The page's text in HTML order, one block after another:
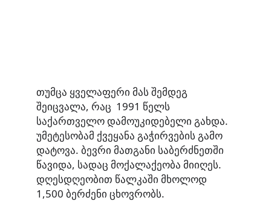
თუმცა ყველაფერი მას შემდეგ
შეიცვალა, რაც 1991 წელს
საქართველო დამოუკიდებელი გახდა.
უმეტესობამ ქვეყანა გაჭირვების გამო
დატოვა. ბევრი მათგანი საბერძნეთში
წავიდა, სადაც მოქალაქეობა მიიღეს.
დღესდღეობით წალკაში მხოლოდ
1,500 ბერძენი ცხოვრობს.